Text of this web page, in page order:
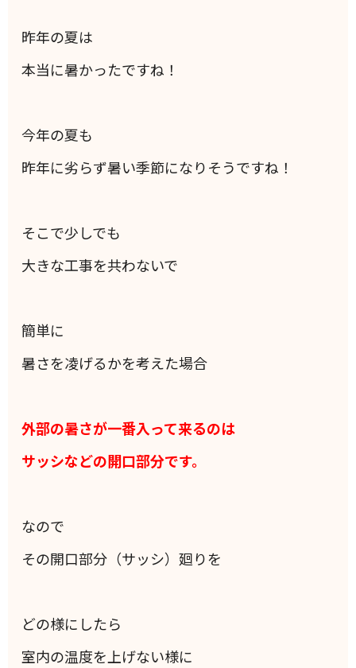
昨年の夏は
本当に暑かったですね！
今年の夏も
昨年に劣らず暑い季節になりそうですね！
そこで少しでも
大きな工事を共わないで
簡単に
暑さを凌げるかを考えた場合
外部の暑さが一番入って来るのは
サッシなどの開口部分です。
なので
その開口部分（サッシ）廻りを
どの様にしたら
室内の温度を上げない様に